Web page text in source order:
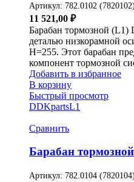
Артикул: 782.0102
11 521,00 ₽
Барабан тормозной (L1)
деталью низкорамной
H=255. Этот барабан
компонент тормозной
Добавить в избранное
В корзину
Быстрый просмотр
DDKpartsL1
Сравнить
Барабан
Артикул: 782.0104 (7820104)